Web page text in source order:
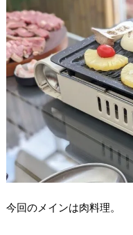
今回のメインは肉料理。